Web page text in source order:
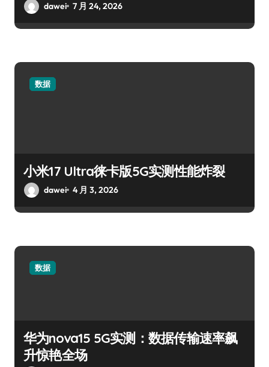
dawei 7 月 24, 2026
数据
小米17 Ultra徕卡版5G实测性能炸裂
dawei 4 月 3, 2026
数据
华为nova15 5G实测：数据传输速率飙
升惊艳全场